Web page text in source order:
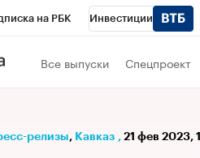
на РБК Инвестиции
Вино Все выпуски Спецпроект
релизы⁠, Кавказ , 21 фев 2023,